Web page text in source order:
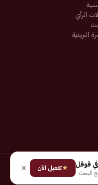
الرأي
البريدية
المالكة لصحيفة عاجل
قوقل
البحث
★تفعيل الآن